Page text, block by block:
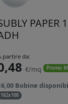
PAPER
partire da:
€/mq Promo
Bobine
162x100